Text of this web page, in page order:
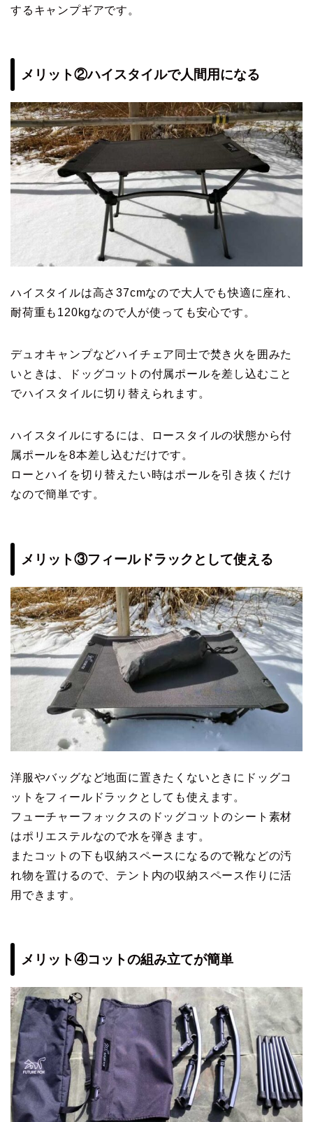
するキャンプギアです。
メリット②ハイスタイルで人間用になる
ハイスタイルは高さ37cmなので大人でも快適に座れ、
耐荷重も120kgなので人が使っても安心です。
デュオキャンプなどハイチェア同士で焚き火を囲みた
いときは、ドッグコットの付属ポールを差し込むこと
でハイスタイルに切り替えられます。
ハイスタイルにするには、ロースタイルの状態から付
属ポールを8本差し込むだけです。
ローとハイを切り替えたい時はポールを引き抜くだけ
なので簡単です。
メリット③フィールドラックとして使える
洋服やバッグなど地面に置きたくないときにドッグコ
ットをフィールドラックとしても使えます。
フューチャーフォックスのドッグコットのシート素材
はポリエステルなので水を弾きます。
またコットの下も収納スペースになるので靴などの汚
れ物を置けるので、テント内の収納スペース作りに活
用できます。
メリット④コットの組み立てが簡単